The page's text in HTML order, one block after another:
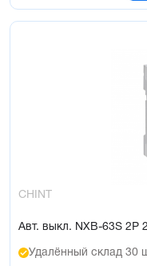
CHINT
Авт. выкл. NXB-63S 2P
Удалённый склад 30